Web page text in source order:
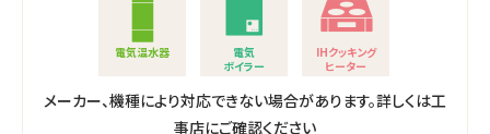
電気温水器
電気
ボイラー
IHクッキング
ヒーター
メーカー、機種により対応できない場合があります。詳しくは工
事店にご確認ください